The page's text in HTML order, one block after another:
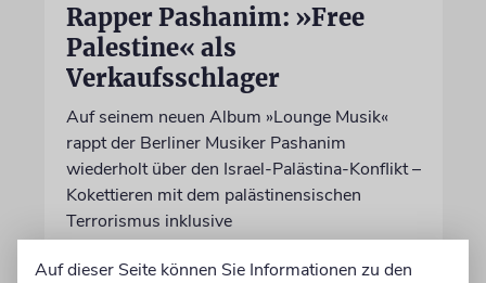
Rapper Pashanim: »Free
Palestine« als
Verkaufsschlager
Auf seinem neuen Album »Lounge Musik«
rappt der Berliner Musiker Pashanim
wiederholt über den Israel-Palästina-Konflikt –
Kokettieren mit dem palästinensischen
Terrorismus inklusive
Auf dieser Seite können Sie Informationen zu den